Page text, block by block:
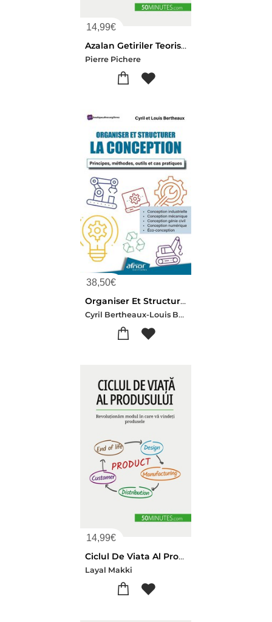
14,99€
Azalan Getiriler Teorisi : Ekonomik Uretkenligin Temellerini Anlamak
Pierre Pichere
38,50€
Organiser Et Structurer La Conception : Principes, Methodes, Outils Et Cas Pratiques
Cyril Bertheaux-Louis Bertheaux
14,99€
Ciclul De Viata Al Produsului : Revolutionam Modul In Care Va Vindeti Produsele
Layal Makki